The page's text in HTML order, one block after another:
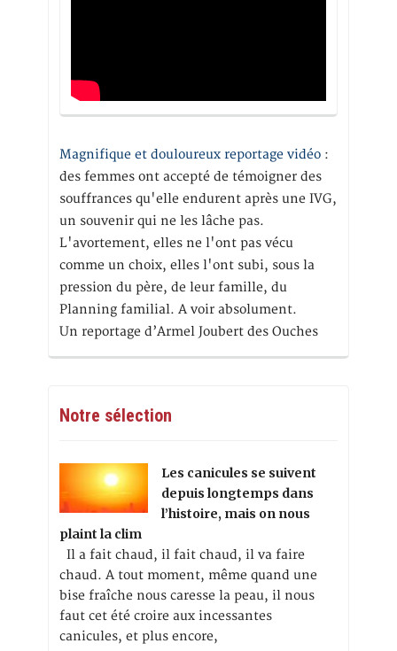
Magnifique et douloureux reportage vidéo :
des femmes ont accepté de témoigner des
souffrances qu'elle endurent après une IVG,
un souvenir qui ne les lâche pas.
L'avortement, elles ne l'ont pas vécu
comme un choix, elles l'ont subi, sous la
pression du père, de leur famille, du
Planning familial. A voir absolument.
Un reportage d’Armel Joubert des Ouches
Notre sélection
Les canicules se suivent
depuis longtemps dans
l’histoire, mais on nous
plaint la clim
Il a fait chaud, il fait chaud, il va faire
chaud. A tout moment, même quand une
bise fraîche nous caresse la peau, il nous
faut cet été croire aux incessantes
canicules, et plus encore,